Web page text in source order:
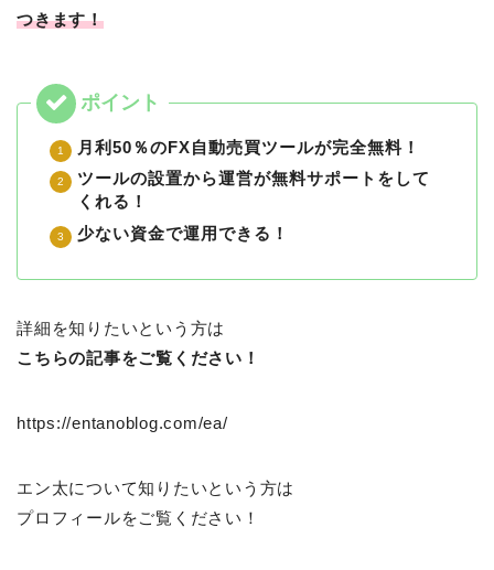
つきます！
月利50％のFX自動売買ツールが完全無料！
ツールの設置から運営が無料サポートをして
くれる！
少ない資金で運用できる！
詳細を知りたいという方は
こちらの記事をご覧ください！
https://entanoblog.com/ea/
エン太について知りたいという方は
プロフィールをご覧ください！